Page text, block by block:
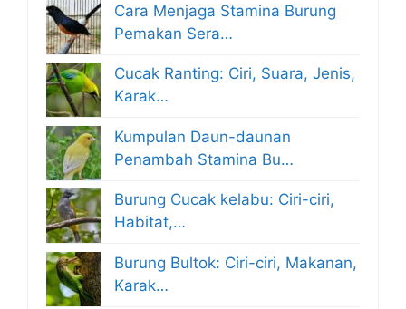
Cara Menjaga Stamina Burung
Pemakan Sera…
Cucak Ranting: Ciri, Suara, Jenis,
Karak…
Kumpulan Daun-daunan
Penambah Stamina Bu…
Burung Cucak kelabu: Ciri-ciri,
Habitat,…
Burung Bultok: Ciri-ciri, Makanan,
Karak…